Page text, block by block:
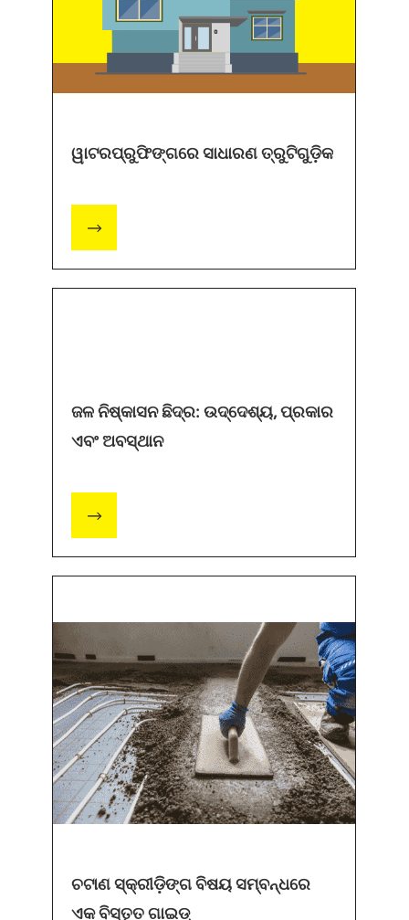
ୱାଟରପ୍ରୁଫିଙ୍ଗରେ ସାଧାରଣ ତ୍ରୁଟିଗୁଡ଼ିକ
ଜଳ ନିଷ୍କାସନ ଛିଦ୍ର: ଉଦ୍ଦେଶ୍ୟ, ପ୍ରକାର
ଏବଂ ଅବସ୍ଥାନ
ଚଟାଣ ସ୍କ୍ରୀଡ଼ିଙ୍ଗ ବିଷୟ ସମ୍ବନ୍ଧରେ
ଏକ ବିସ୍ତୃତ ଗାଇଡ୍